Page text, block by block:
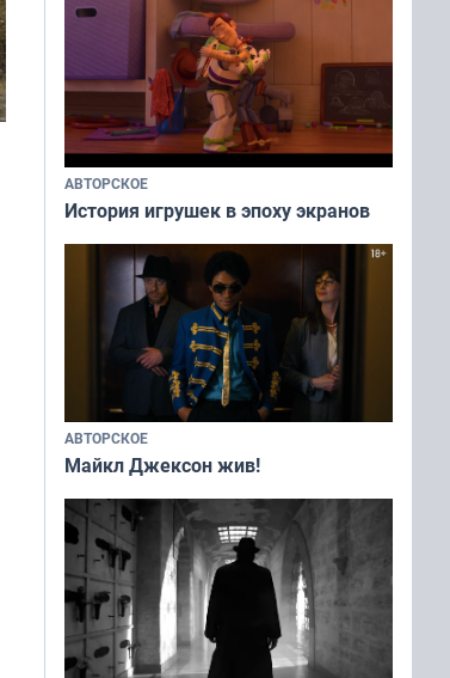
АВТОРСКОЕ
История игрушек в эпоху экранов
АВТОРСКОЕ
Майкл Джексон жив!